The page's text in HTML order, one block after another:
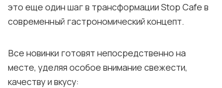
Видео
Условия использования материалов
Политика конфиденциальности и cookie
это еще один шаг в трансформации Stop Cafe в
современный гастрономический концепт.
Все новинки готовят непосредственно на
месте, уделяя особое внимание свежести,
качеству и вкусу: